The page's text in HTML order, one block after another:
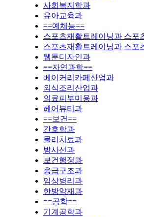
사회복지학과
유아교육과
==예체능==
스포츠재활트레이닝과 스포
스포츠재활트레이닝과 스포
웹툰디자인과
==자연과학==
베이커리카페산업과
외식조리산업과
의료피부미용과
헤어뷰티과
==보건==
간호학과
물리치료과
방사선과
보건행정과
응급구조과
임상병리과
한방약재과
==공학==
기계공학과